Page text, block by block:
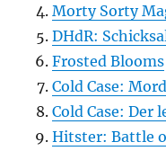
Morty Sorty
DHdR:
Frosted Blooms
Cold Case:
Cold Case: Der
Hitster: Battle